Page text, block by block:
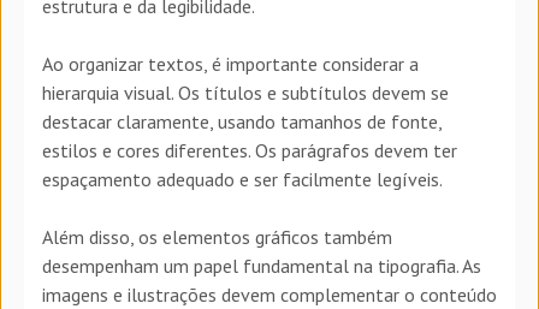
estrutura e da legibilidade.
Ao organizar textos, é importante considerar a
hierarquia visual. Os títulos e subtítulos devem se
destacar claramente, usando tamanhos de fonte,
estilos e cores diferentes. Os parágrafos devem ter
espaçamento adequado e ser facilmente legíveis.
Além disso, os elementos gráficos também
desempenham um papel fundamental na tipografia. As
imagens e ilustrações devem complementar o conteúdo